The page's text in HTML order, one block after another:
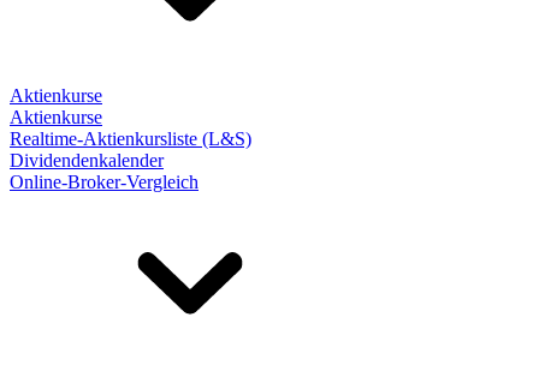
Aktienkurse
Aktienkurse
Realtime-Aktienkursliste (L&S)
Dividendenkalender
Online-Broker-Vergleich